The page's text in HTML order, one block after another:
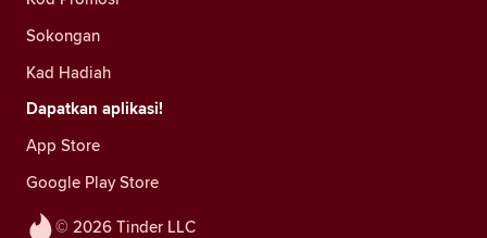
© 2026 Tinder LLC
Sokongan
Kad Hadiah
Dapatkan aplikasi!
App Store
Google Play Store